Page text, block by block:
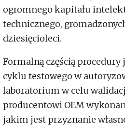
ogromnego kapitału
technicznego,
dziesięcioleci.
Formalną częścią
cyklu testowego w
laboratorium w celu
producentowi OEM
jakim jest przyznanie